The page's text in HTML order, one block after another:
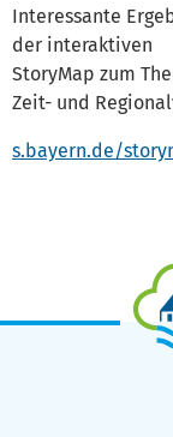
Interessante
der interaktiven
StoryMap zum
Zeit- und
s.bayern.de/